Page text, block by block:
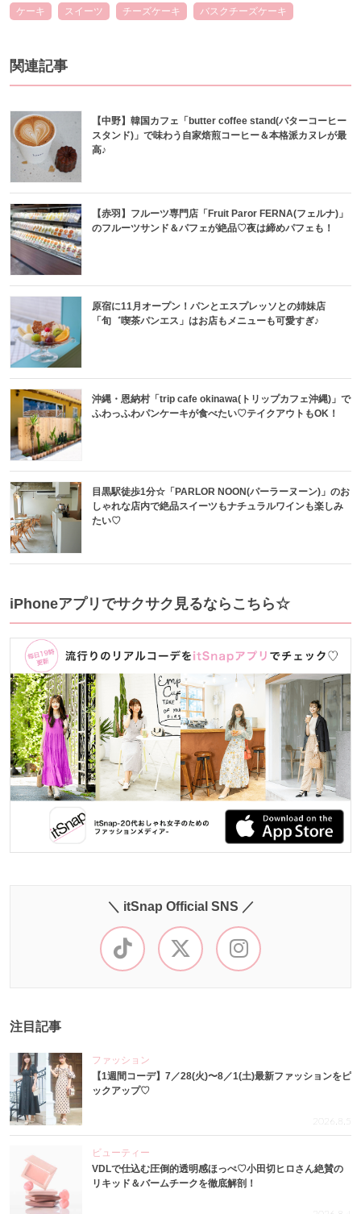
ケーキ スイーツ チーズケーキ バスクチーズケーキ
関連記事
【中野】韓国カフェ「butter coffee stand(バターコーヒー
スタンド)」で味わう自家焙煎コーヒー＆本格派カヌレが最
高♪
【赤羽】フルーツ専門店「Fruit Paror FERNA(フェルナ)」
のフルーツサンド＆パフェが絶品♡夜は締めパフェも！
原宿に11月オープン！パンとエスプレッソとの姉妹店
「旬゛喫茶パンエス」はお店もメニューも可愛すぎ♪
沖縄・恩納村「trip cafe okinawa(トリップカフェ沖縄)」で
ふわっふわパンケーキが食べたい♡テイクアウトもOK！
目黒駅徒歩1分☆「PARLOR NOON(パーラーヌーン)」のお
しゃれな店内で絶品スイーツもナチュラルワインも楽しみ
たい♡
iPhoneアプリでサクサク見るならこちら☆
＼ itSnap Official SNS ／
注目記事
ファッション
【1週間コーデ】7／28(火)〜8／1(土)最新ファッションをピ
ックアップ♡
2026.8.5
ビューティー
VDLで仕込む圧倒的透明感ほっぺ♡小田切ヒロさん絶賛の
リキッド＆バームチークを徹底解剖！